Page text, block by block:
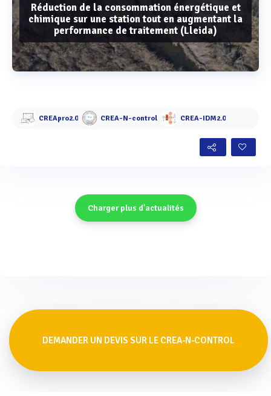
Réduction de la consommation énergétique et
chimique sur une station tout en augmentant la
performance de traitement (Lleida)
Voir plus
CREApro2.0 CREA-N-control CREA-IDM2.0
Charger plus d'actualités
DEMANDER UN DEVIS SUR LE CREA-N-CONTROL